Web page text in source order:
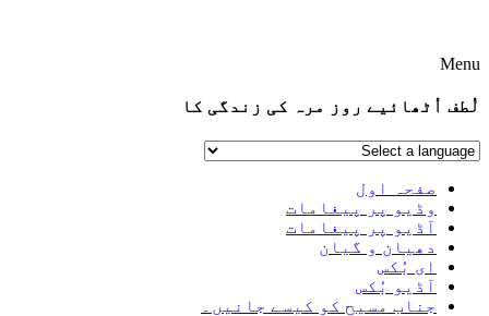
Menu
لُطف اُٹھائیے روز مرہ کی زندگی کا
صفحہ اول
وڈیو پر پیغامات
آڈیو پر پیغامات
دھیان و گیان
ای بُکس
آڈیو بُکس
جناب مسیح کو کیسے جانیں۔